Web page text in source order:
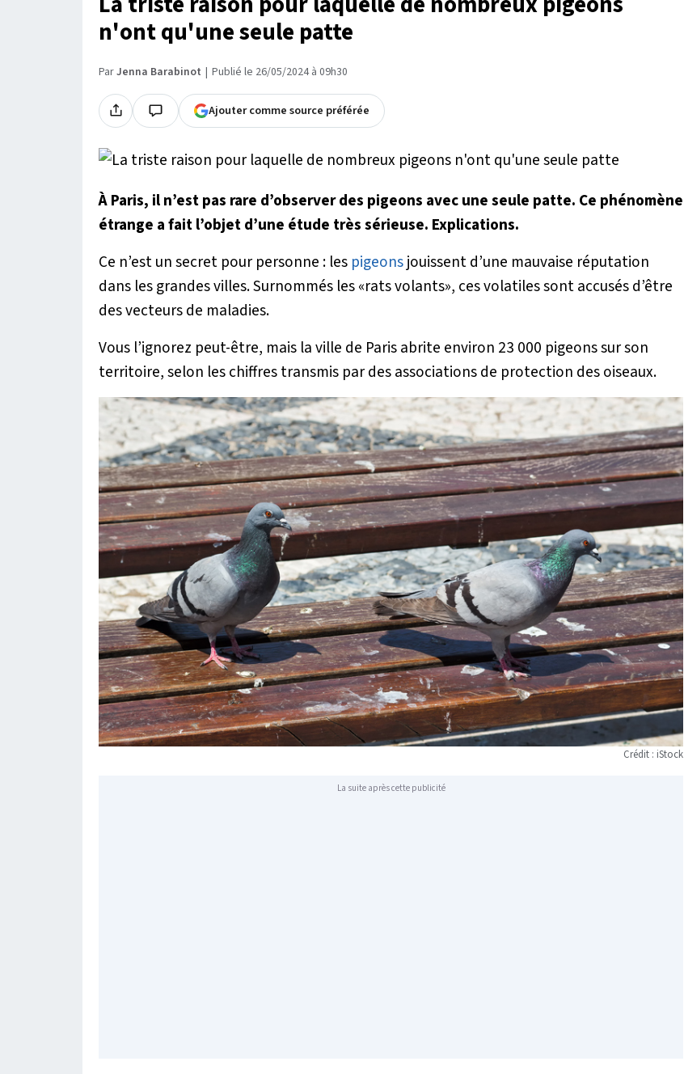
n'ont qu'une seule patte
ParJenna Barabinot Publié le 26/05/2024 à 09h30
Ajouter comme source préférée
À Paris, il n’est pas rare d’observer des pigeons avec une seule patte. Ce phénomène
étrange a fait l’objet d’une étude très sérieuse. Explications.
Ce n’est un secret pour personne : les pigeonsjouissent d’une mauvaise réputation
dans les grandes villes. Surnommés les «rats volants», ces volatiles sont accusés d’être
des vecteurs de maladies.
Vous l’ignorez peut-être, mais la ville de Paris abrite environ 23 000 pigeons sur son
territoire, selon les chiffres transmis par des associations de protection des oiseaux.
Crédit : iStock
La suite après cette publicité